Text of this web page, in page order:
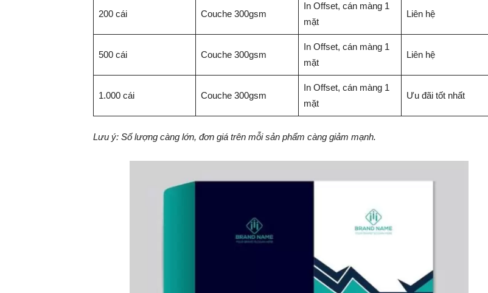
200 cái Couche 300gsm
In Offset, cán màng 1
mặt
Liên hệ
500 cái Couche 300gsm
In Offset, cán màng 1
mặt
Liên hệ
1.000 cái Couche 300gsm
In Offset, cán màng 1
mặt
Ưu đãi tốt nhất
Lưu ý: Số lượng càng lớn, đơn giá trên mỗi sản phẩm càng giảm mạnh.